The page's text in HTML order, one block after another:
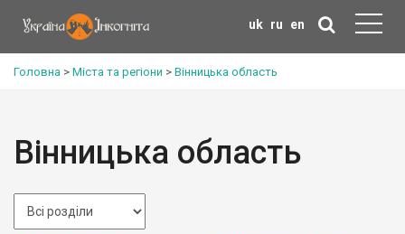
uk ru en
Головна > Міста та регіони > Вінницька область
Вінницька область